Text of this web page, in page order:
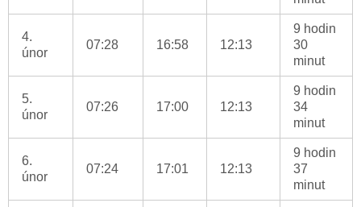
4.
únor
07:28 16:58 12:13
9 hodin
30
minut
5.
únor
07:26 17:00 12:13
9 hodin
34
minut
6.
únor
07:24 17:01 12:13
9 hodin
37
minut